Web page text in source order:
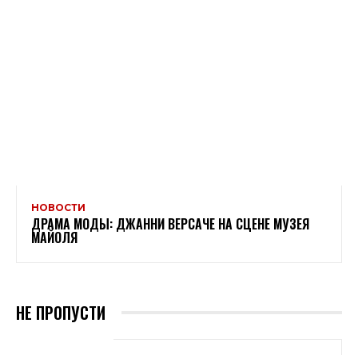
НОВОСТИ
ДРАМА МОДЫ: ДЖАННИ ВЕРСАЧЕ НА СЦЕНЕ МУЗЕЯ
МАЙОЛЯ
НЕ ПРОПУСТИ